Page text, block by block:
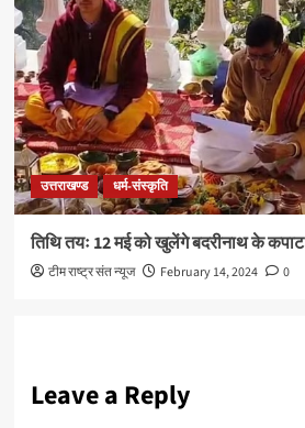
उत्तराखण्ड धर्म-संस्कृति
तिथि तयः 12 मई को खुलेंगे बदरीनाथ के कपाट
टीम राष्ट्र संत न्यूज February 14, 2024 0
Leave a Reply